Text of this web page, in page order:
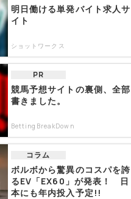
明日働ける単発バイト求人サ
イト
ショットワークス
PR
競馬予想サイトの裏側、全部
書きました。
BettingBreakDown
コラム
ボルボから驚異のコスパを誇
るEV「EX60」が発表！ 日
本にも年内投入予定!!